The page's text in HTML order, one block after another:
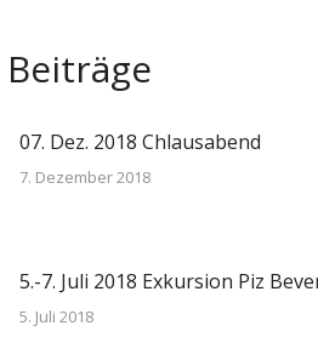
07. Dez. 2018 Chlausabend
7. Dezember 2018
5.-7. Juli 2018 Exkursion Piz
5. Juli 2018